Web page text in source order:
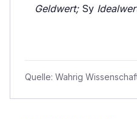
Geldwert;Sy
Quelle: Wahrig